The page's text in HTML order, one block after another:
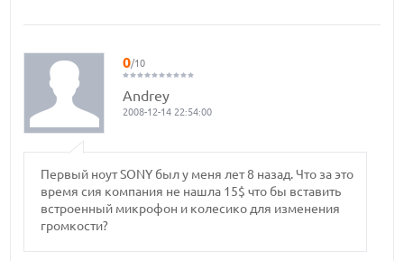
0/10
Andrey
2008-12-14 22:54:00
Первый ноут SONY был у меня лет 8 назад. Что за это
время сия компания не нашла 15$ что бы вставить
встроенный микрофон и колесико для изменения
громкости?